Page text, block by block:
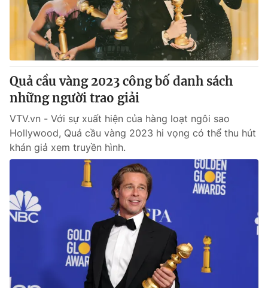
Cơ quan báo chí:Thời báo VTV
Giấy phép hoạt động báo in và báo điện tử số 483/GP-BTTTT
cấp ngày 29/12/2023
Tổng Biên tập:Vũ Thanh Thủy
Phó Tổng Biên tập:Nguyễn Thị Mỹ Hạnh, Phạm Quốc Thắng,
Nguyễn Trọng Ninh
Tổng đài VTV:024.38 355 931 - 024.38 355 932
Ðiện thoại Thời báo VTV:
024.66 897 897
Email:toasoan@vtv.vn
Liên hệ quảng cáo:024-7300.7108
Quả cầu vàng 2023 công bố danh sách
những người trao giải
VTV.vn - Với sự xuất hiện của hàng loạt ngôi sao
Hollywood, Quả cầu vàng 2023 hi vọng có thể thu hút
khán giả xem truyền hình.